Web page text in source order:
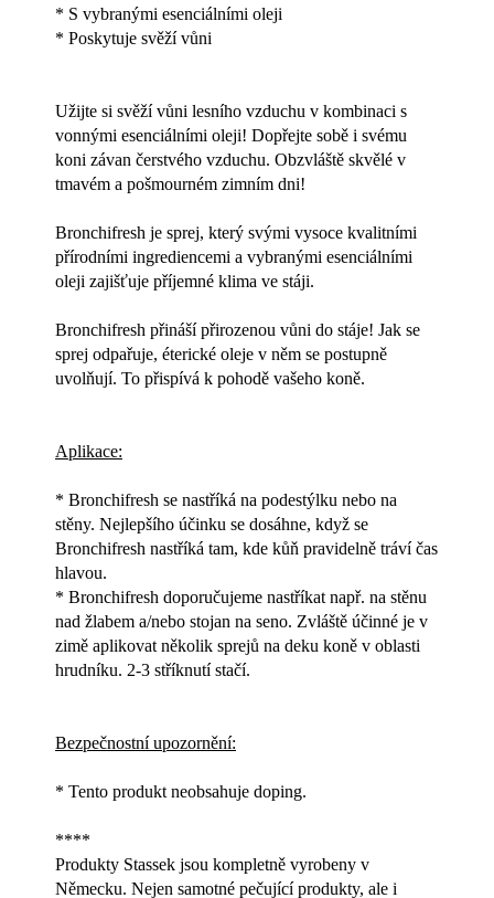
* S vybranými esenciálními oleji
* Poskytuje svěží vůni
Užijte si svěží vůni lesního vzduchu v kombinaci s
vonnými esenciálními oleji! Dopřejte sobě i svému
koni závan čerstvého vzduchu. Obzvláště skvělé v
tmavém a pošmourném zimním dni!
Bronchifresh je sprej, který svými vysoce kvalitními
přírodními ingrediencemi a vybranými esenciálními
oleji zajišťuje příjemné klima ve stáji.
Bronchifresh přináší přirozenou vůni do stáje! Jak se
sprej odpařuje, éterické oleje v něm se postupně
uvolňují. To přispívá k pohodě vašeho koně.
Aplikace:
* Bronchifresh se nastříká na podestýlku nebo na
stěny. Nejlepšího účinku se dosáhne, když se
Bronchifresh nastříká tam, kde kůň pravidelně tráví čas
hlavou.
* Bronchifresh doporučujeme nastříkat např. na stěnu
nad žlabem a/nebo stojan na seno. Zvláště účinné je v
zimě aplikovat několik sprejů na deku koně v oblasti
hrudníku. 2-3 stříknutí stačí.
Bezpečnostní upozornění:
* Tento produkt neobsahuje doping.
****
Produkty Stassek jsou kompletně vyrobeny v
Německu. Nejen samotné pečující produkty, ale i